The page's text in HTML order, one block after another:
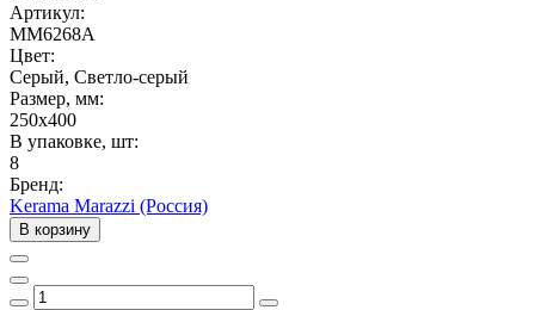
Артикул:
MM6268A
Цвет:
Серый, Светло-серый
Размер, мм:
250x400
В упаковке, шт:
8
Бренд:
Kerama Marazzi (Россия)
В корзину